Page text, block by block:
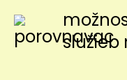
služieb